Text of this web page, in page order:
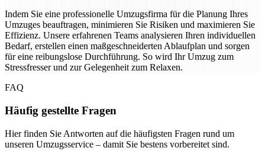
Indem Sie eine professionelle Umzugsfirma für die Planung Ihres
Umzuges beauftragen, minimieren Sie Risiken und maximieren Sie
Effizienz. Unsere erfahrenen Teams analysieren Ihren individuellen
Bedarf, erstellen einen maßgeschneiderten Ablaufplan und sorgen
für eine reibungslose Durchführung. So wird Ihr Umzug zum
Stressfresser und zur Gelegenheit zum Relaxen.
FAQ
Häufig gestellte Fragen
Hier finden Sie Antworten auf die häufigsten Fragen rund um
unseren Umzugsservice – damit Sie bestens vorbereitet sind.